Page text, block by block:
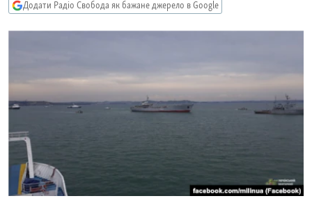
УКРАЇНА
СХЕМИ
ФОТО
СПЕЦПРОЄКТИ
ПОДКАСТИ
КРИМ РЕАЛІЇ
РУС
Додати Радіо Свобода як бажане джерело в Google